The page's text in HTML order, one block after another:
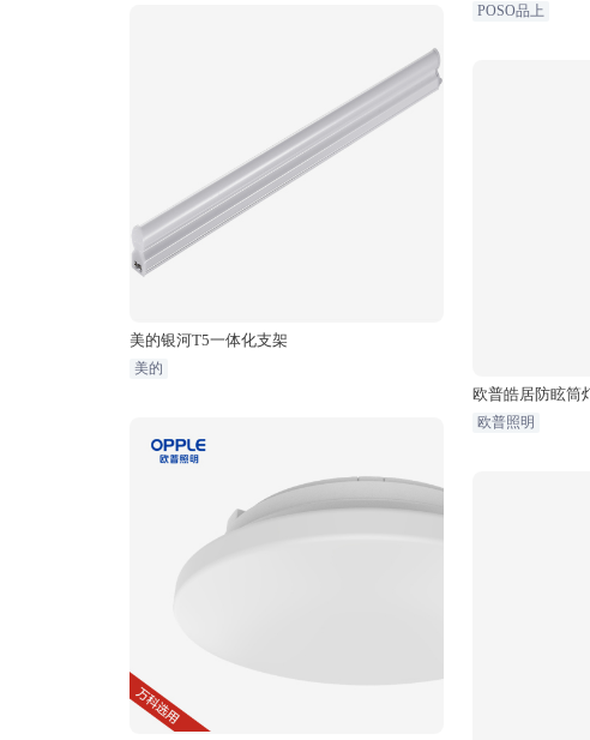
美的银河T5一体化支架
美的
POSO品上
欧普皓居防眩筒
欧普照明